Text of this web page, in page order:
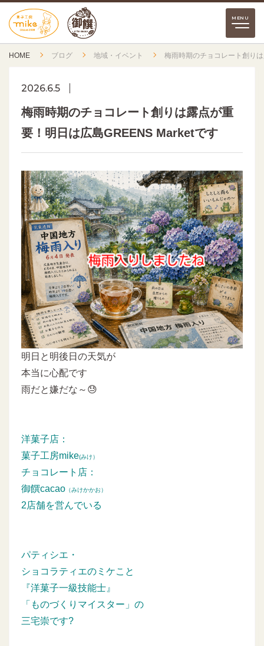
HOME ブログ 地域・イベント 梅雨時期のチョコレート創り
2026.6.5
梅雨時期のチョコレート創りは露点が重
要！明日は広島GREENS Marketです
明日と明後日の天気が
本当に心配です
雨だと嫌だな～😓
洋菓子店：
菓子工房mike(みけ）
チョコレート店：
御饌cacao （みけかかお）
2店舗を営んでいる
パティシエ・
ショコラティエのミケこと
『洋菓子一級技能士』
「ものづくりマイスター」の
三宅崇です?